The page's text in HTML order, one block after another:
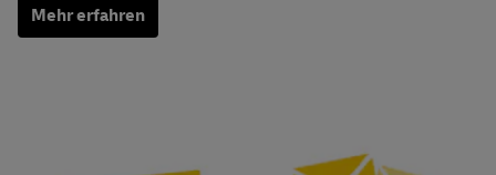
Mehr erfahren